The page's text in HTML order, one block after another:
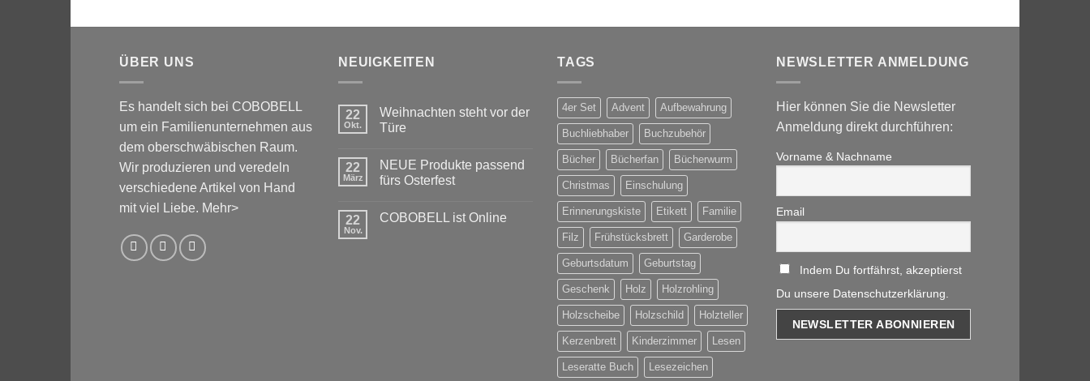
ÜBER UNS
Es handelt sich bei COBOBELL
um ein Familienunternehmen aus
dem oberschwäbischen Raum.
Wir produzieren und veredeln
verschiedene Artikel von Hand
mit viel Liebe. Mehr>
NEUIGKEITEN
22
Okt.
Weihnachten steht vor der
Türe
zu
Weihnachten
steht
Türe
22
März
NEUE Produkte passend
fürs Osterfest
zu
22
Nov.
COBOBELL ist Online
TAGS
4er Set Advent Aufbewahrung
Buchliebhaber Buchzubehör
Bücher Bücherfan Bücherwurm
Christmas Einschulung
Erinnerungskiste Etikett Familie
Filz Frühstücksbrett Garderobe
Geburtsdatum Geburtstag
Geschenk Holz Holzrohling
Holzscheibe Holzschild Holzteller
Kerzenbrett Kinderzimmer Lesen
Leseratte Buch Lesezeichen
NEWSLETTER ANMELDUNG
Hier können Sie die Newsletter
Anmeldung direkt durchführen:
Vorname & Nachname
Email
Indem Du fortfährst, akzeptierst
Du unsere Datenschutzerklärung.